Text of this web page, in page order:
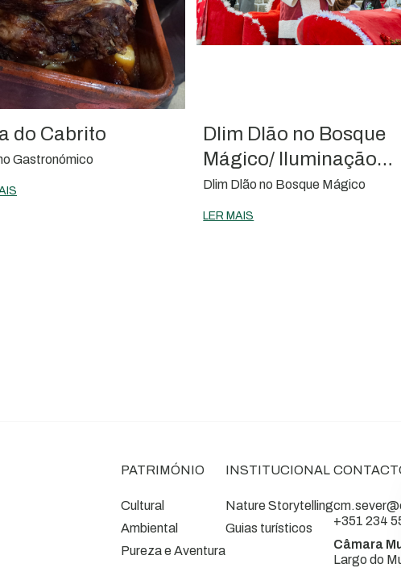
do Cabrito
Gastronómico
Dlim Dlão no Bosque
Mágico/ Iluminação
Natalícia e
Natal "Compre no
Dlim Dlão no Bosque Mágico
LER MAIS
PATRIMÓNIO
Cultural
Ambiental
Pureza e Aventura
INSTITUCIONAL
Nature Storytelling
Guias turísticos
+351 234
Câmara
Largo do